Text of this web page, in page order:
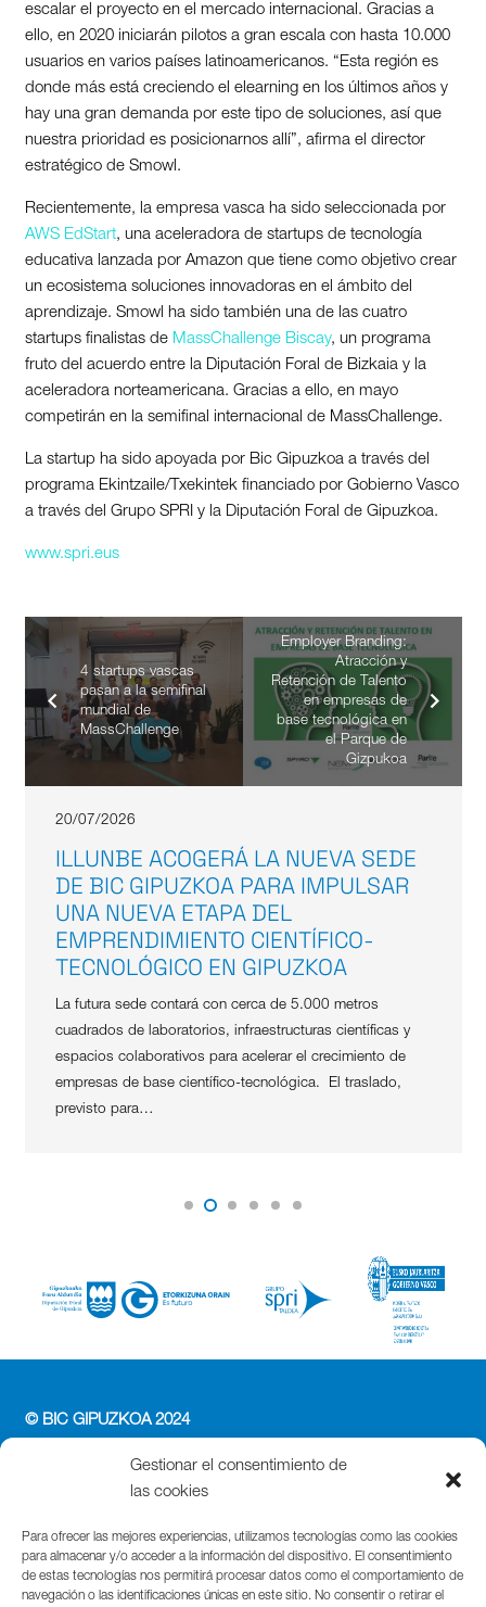
Gestionar el consentimiento de
las cookies
Para ofrecer las mejores experiencias, utilizamos tecnologías como las cookies
para almacenar y/o acceder a la información del dispositivo. El consentimiento
de estas tecnologías nos permitirá procesar datos como el comportamiento de
navegación o las identificaciones únicas en este sitio. No consentir o retirar el
escalar el proyecto en el mercado internacional. Gracias a
ello, en 2020 iniciarán pilotos a gran escala con hasta 10.000
usuarios en varios países latinoamericanos. “Esta región es
donde más está creciendo el elearning en los últimos años y
hay una gran demanda por este tipo de soluciones, así que
nuestra prioridad es posicionarnos allí”, afirma el director
estratégico de Smowl.
Recientemente, la empresa vasca ha sido seleccionada por
AWS EdStart, una aceleradora de startups de tecnología
educativa lanzada por Amazon que tiene como objetivo crear
un ecosistema soluciones innovadoras en el ámbito del
aprendizaje. Smowl ha sido también una de las cuatro
startups finalistas de MassChallenge Biscay, un programa
fruto del acuerdo entre la Diputación Foral de Bizkaia y la
aceleradora norteamericana. Gracias a ello, en mayo
competirán en la semifinal internacional de MassChallenge.
La startup ha sido apoyada por Bic Gipuzkoa a través del
programa Ekintzaile/Txekintek financiado por Gobierno Vasco
a través del Grupo SPRI y la Diputación Foral de Gipuzkoa.
www.spri.eus
4 startups vascas
pasan a la semifinal
mundial de
MassChallenge
Employer Branding:
Atracción y
Retención de Talento
en empresas de
base tecnológica en
el Parque de
Gizpukoa
20/07/2026
ILLUNBE ACOGERÁ LA NUEVA SEDE
DE BIC GIPUZKOA PARA IMPULSAR
UNA NUEVA ETAPA DEL
EMPRENDIMIENTO CIENTÍFICO-
TECNOLÓGICO EN GIPUZKOA
La futura sede contará con cerca de 5.000 metros
cuadrados de laboratorios, infraestructuras científicas y
espacios colaborativos para acelerar el crecimiento de
empresas de base científico-tecnológica. El traslado,
previsto para…
© BIC GIPUZKOA 2024
PERFIL DEL CONTRATANTE
ACCESIBILIDAD
POLÍTICA DE COOKIES
AVISO LEGAL